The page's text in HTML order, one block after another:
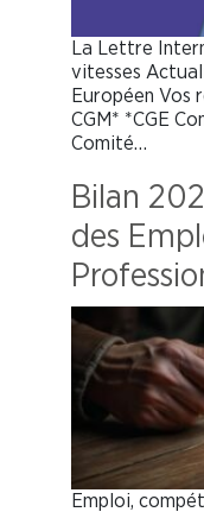
La Lettre
vitesses
Européen Vos
CGM* *CGE
Comité…
Bilan
des
Emploi,